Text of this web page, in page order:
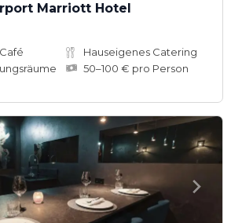
Marriott Hotel
Hauseigenes Catering
50–100 € pro Person